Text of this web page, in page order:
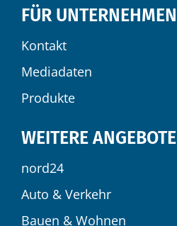
FÜR UNTERNEHMEN
Kontakt
Mediadaten
Produkte
WEITERE ANGEBOTE
nord24
Auto & Verkehr
Bauen & Wohnen